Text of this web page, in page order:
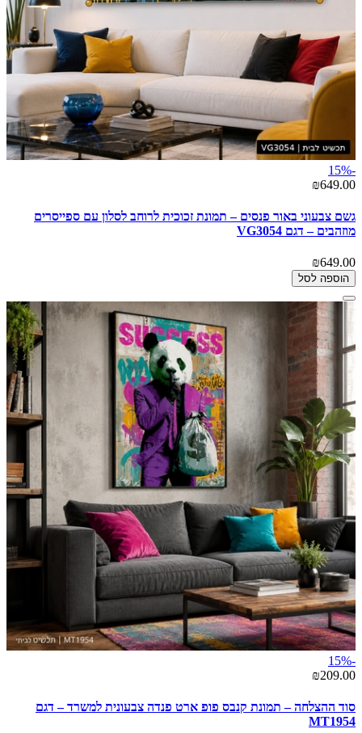
-15%
₪649.00
גשם צבעוני באור פנסים – תמונת זכוכית לרוחב לסלון עם ספייסרים
מוזהבים – דגם VG3054
₪649.00
הוספה לסל
-15%
₪209.00
סוד ההצלחה – תמונת קנבס פופ ארט פנדה צבעונית למשרד – דגם
MT1954